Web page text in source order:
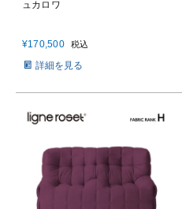
ュカロワ
¥170,500 税込
詳細を見る